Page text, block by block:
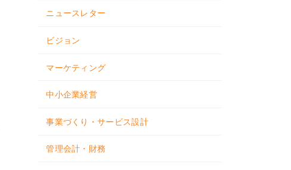
ニュースレター
ビジョン
マーケティング
中小企業経営
事業づくり・サービス設計
管理会計・財務